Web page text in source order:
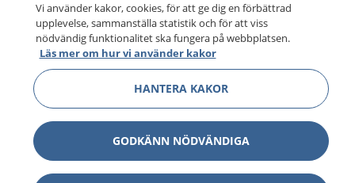
Vi använder kakor, cookies, för att ge dig en förbättrad
upplevelse, sammanställa statistik och för att viss
nödvändig funktionalitet ska fungera på webbplatsen.
Läs mer om hur vi använder kakor
HANTERA KAKOR
GODKÄNN NÖDVÄNDIGA